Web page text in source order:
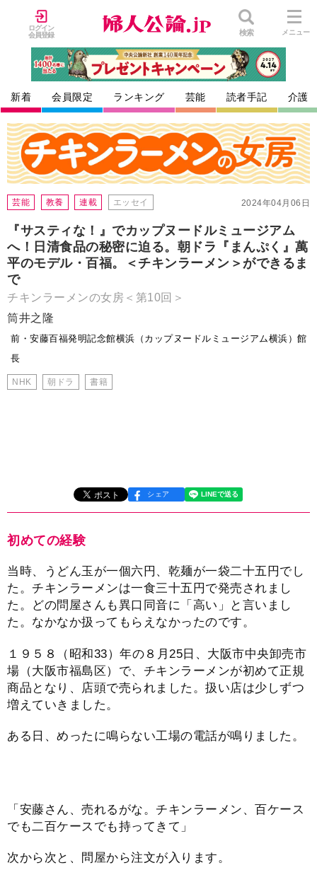
ログイン
会員登録
検索 メニュー
新着 会員限定 ランキング 芸能 読者手記 介護
2024年04月06日
芸能 教養 連載 エッセイ
『サスティな！』でカップヌードルミュージアム
へ！日清食品の秘密に迫る。朝ドラ『まんぷく』萬
平のモデル・百福。＜チキンラーメン＞ができるま
で
チキンラーメンの女房＜第10回＞
筒井之隆
前・安藤百福発明記念館横浜（カップヌードルミュージアム横浜）館
長
NHK 朝ドラ 書籍
シェア
初めての経験
当時、うどん玉が一個六円、乾麺が一袋二十五円でし
た。チキンラーメンは一食三十五円で発売されまし
た。どの問屋さんも異口同音に「高い」と言いまし
た。なかなか扱ってもらえなかったのです。
１９５８（昭和33）年の８月25日、大阪市中央卸売市
場（大阪市福島区）で、チキンラーメンが初めて正規
商品となり、店頭で売られました。扱い店は少しずつ
増えていきました。
ある日、めったに鳴らない工場の電話が鳴りました。
「安藤さん、売れるがな。チキンラーメン、百ケース
でも二百ケースでも持ってきて」
次から次と、問屋から注文が入ります。